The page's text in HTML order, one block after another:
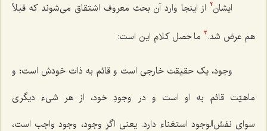
ایشان2
از اینجا وارد آن بحث معروف اشتقاق می‌شوند که قبلاً
هم عرض شد.3 ما حصل کلام این است:
وجود، یک حقیقت خارجی است و قائم به ذات خودش است؛ و
ماهیّت قائم به او است و در وجودِ خود، از هر شیء دیگری
سوای نفسُ‌الوجود استغناء دارد. یعنی اگر وجود، وجود واجب است،